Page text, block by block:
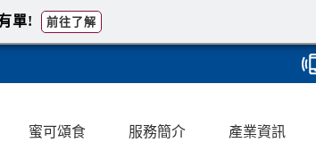
蜜可頌食 服務簡介 產業資訊
單! 前往了解